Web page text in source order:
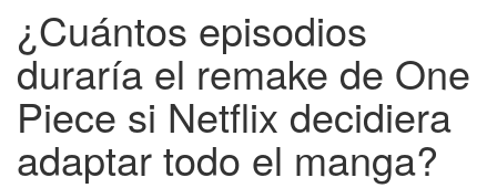
¿Cuántos episodios
duraría el remake de One
Piece si Netflix decidiera
adaptar todo el manga?